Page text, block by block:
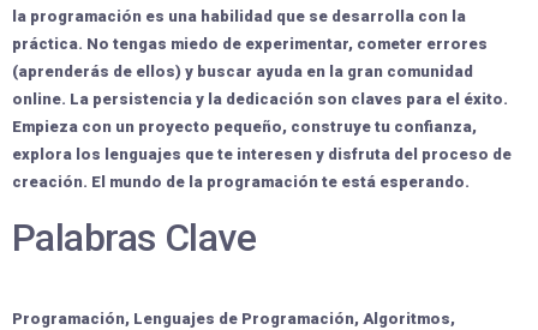
la programación es una habilidad que se desarrolla con la
práctica. No tengas miedo de experimentar, cometer errores
(aprenderás de ellos) y buscar ayuda en la gran comunidad
online. La persistencia y la dedicación son claves para el éxito.
Empieza con un proyecto pequeño, construye tu confianza,
explora los lenguajes que te interesen y disfruta del proceso de
creación. El mundo de la programación te está esperando.
Palabras Clave
Programación, Lenguajes de Programación, Algoritmos,